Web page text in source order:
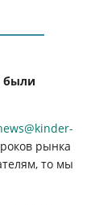
были
рынка
то мы